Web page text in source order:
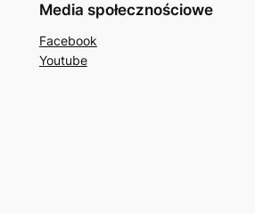
Media społecznościowe
Facebook
Youtube